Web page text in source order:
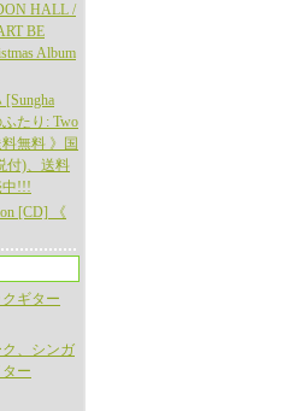
HALL /
BE
Album
たり: Two
無料 》国
付)、送料
中!!!
[CD] 《
ギター
、シンガ
ー